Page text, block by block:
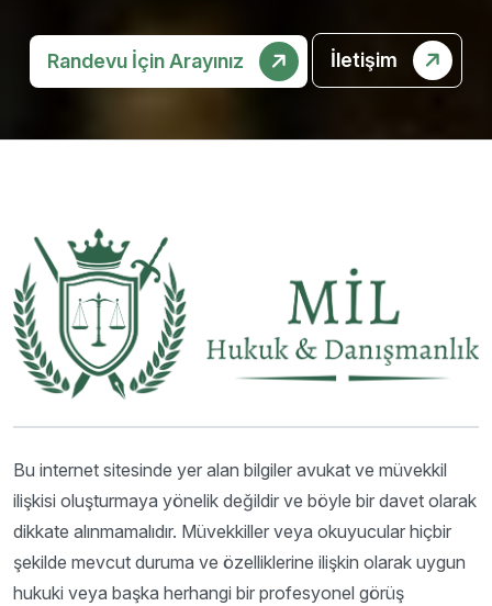
Randevu İçin Arayınız İletişim
Bu internet sitesinde yer alan bilgiler avukat ve müvekkil
ilişkisi oluşturmaya yönelik değildir ve böyle bir davet olarak
dikkate alınmamalıdır. Müvekkiller veya okuyucular hiçbir
şekilde mevcut duruma ve özelliklerine ilişkin olarak uygun
hukuki veya başka herhangi bir profesyonel görüş